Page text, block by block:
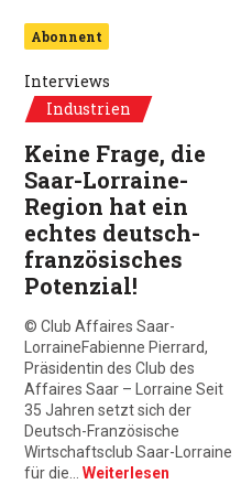
Abonnent
Interviews
Industrien
Keine Frage, die
Saar-Lorraine-
Region hat ein
echtes deutsch-
französisches
Potenzial!
© Club Affaires Saar-
LorraineFabienne Pierrard,
Präsidentin des Club des
Affaires Saar – Lorraine Seit
35 Jahren setzt sich der
Deutsch-Französische
Wirtschaftsclub Saar-Lorraine
für die… Weiterlesen